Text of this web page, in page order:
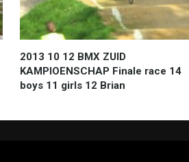
2013 10 12 BMX ZUID
KAMPIOENSCHAP Finale race 14
boys 11 girls 12 Brian